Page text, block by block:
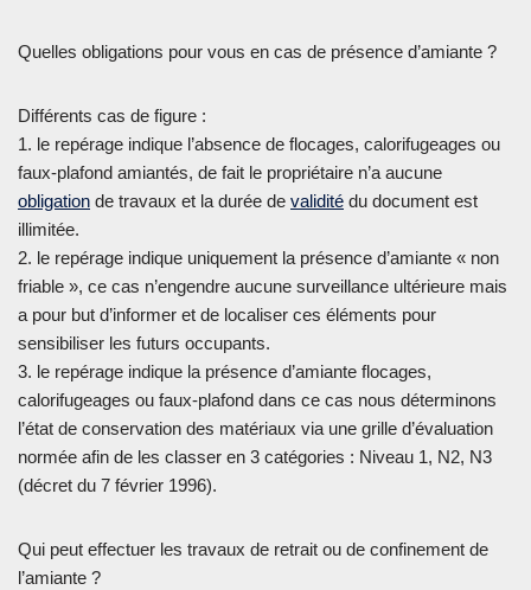
Quelles obligations pour vous en cas de présence d’amiante ?
Différents cas de figure :
1. le repérage indique l’absence de flocages, calorifugeages ou
faux-plafond amiantés, de fait le propriétaire n’a aucune
obligation de travaux et la durée de validité du document est
illimitée.
2. le repérage indique uniquement la présence d’amiante « non
friable », ce cas n’engendre aucune surveillance ultérieure mais
a pour but d’informer et de localiser ces éléments pour
sensibiliser les futurs occupants.
3. le repérage indique la présence d’amiante flocages,
calorifugeages ou faux-plafond dans ce cas nous déterminons
l’état de conservation des matériaux via une grille d’évaluation
normée afin de les classer en 3 catégories : Niveau 1, N2, N3
(décret du 7 février 1996).
Qui peut effectuer les travaux de retrait ou de confinement de
l’amiante ?